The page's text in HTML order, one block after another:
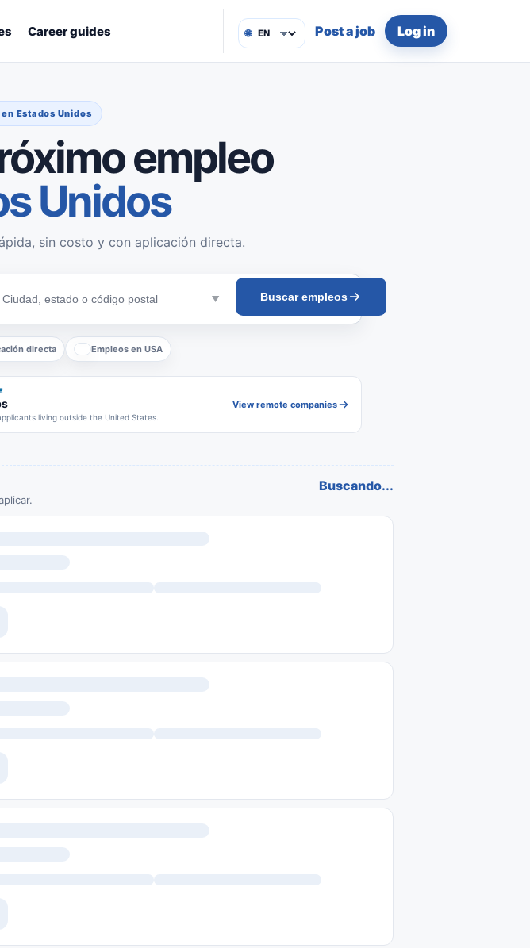
Career guides 🌐 Post a job Log in
Estados Unidos
empleo
Unidos
sin costo y con aplicación directa.
Buscar empleos
directa Empleos en USA
living outside the United States.
View remote companies
Buscando...